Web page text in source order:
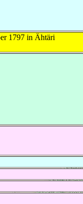
1797 in Ähtäri